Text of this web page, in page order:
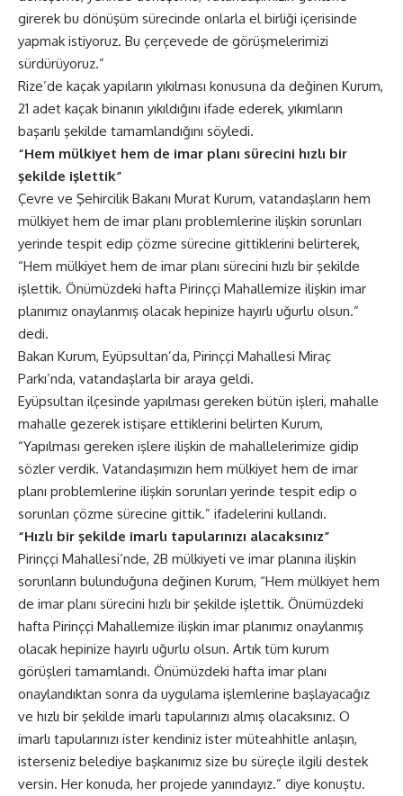
girerek bu dönüşüm sürecinde onlarla el birliği içerisinde
yapmak istiyoruz. Bu çerçevede de görüşmelerimizi
sürdürüyoruz.”
Rize’de kaçak yapıların yıkılması konusuna da değinen Kurum,
21 adet kaçak binanın yıkıldığını ifade ederek, yıkımların
başarılı şekilde tamamlandığını söyledi.
“Hem mülkiyet hem de imar planı sürecini hızlı bir
şekilde işlettik”
Çevre ve Şehircilik Bakanı Murat Kurum, vatandaşların hem
mülkiyet hem de imar planı problemlerine ilişkin sorunları
yerinde tespit edip çözme sürecine gittiklerini belirterek,
“Hem mülkiyet hem de imar planı sürecini hızlı bir şekilde
işlettik. Önümüzdeki hafta Pirinççi Mahallemize ilişkin imar
planımız onaylanmış olacak hepinize hayırlı uğurlu olsun.”
dedi.
Bakan Kurum, Eyüpsultan’da, Pirinççi Mahallesi Miraç
Parkı’nda, vatandaşlarla bir araya geldi.
Eyüpsultan ilçesinde yapılması gereken bütün işleri, mahalle
mahalle gezerek istişare ettiklerini belirten Kurum,
“Yapılması gereken işlere ilişkin de mahallelerimize gidip
sözler verdik. Vatandaşımızın hem mülkiyet hem de imar
planı problemlerine ilişkin sorunları yerinde tespit edip o
sorunları çözme sürecine gittik.” ifadelerini kullandı.
“Hızlı bir şekilde imarlı tapularınızı alacaksınız”
Pirinççi Mahallesi’nde, 2B mülkiyeti ve imar planına ilişkin
sorunların bulunduğuna değinen Kurum, “Hem mülkiyet hem
de imar planı sürecini hızlı bir şekilde işlettik. Önümüzdeki
hafta Pirinççi Mahallemize ilişkin imar planımız onaylanmış
olacak hepinize hayırlı uğurlu olsun. Artık tüm kurum
görüşleri tamamlandı. Önümüzdeki hafta imar planı
onaylandıktan sonra da uygulama işlemlerine başlayacağız
ve hızlı bir şekilde imarlı tapularınızı almış olacaksınız. O
imarlı tapularınızı ister kendiniz ister müteahhitle anlaşın,
isterseniz belediye başkanımız size bu süreçle ilgili destek
versin. Her konuda, her projede yanındayız.” diye konuştu.